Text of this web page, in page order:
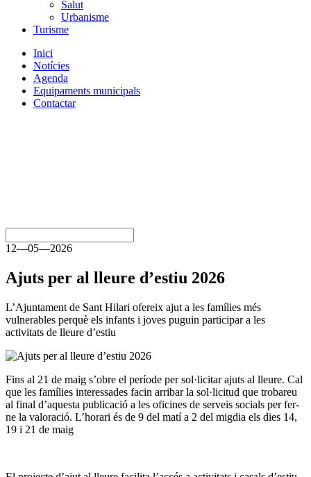
Salut
Urbanisme
Turisme
Inici
Notícies
Agenda
Equipaments municipals
Contactar
12—05—2026
Ajuts per al lleure d’estiu 2026
L’Ajuntament de Sant Hilari ofereix ajut a les famílies més
vulnerables perquè els infants i joves puguin participar a les
activitats de lleure d’estiu
Fins al 21 de maig s’obre el període per sol·licitar ajuts al lleure. Cal
que les famílies interessades facin arribar la sol·licitud que trobareu
al final d’aquesta publicació a les oficines de serveis socials per fer-
ne la valoració. L’horari és de 9 del matí a 2 del migdia els dies 14,
19 i 21 de maig